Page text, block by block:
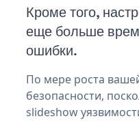
Кроме того,
еще больше
ошибки.
По мере роста
безопасности,
slideshow